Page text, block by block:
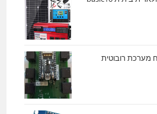
מערכת רובוטית